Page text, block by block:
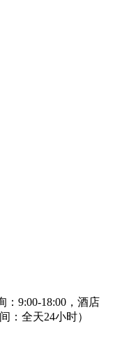
：9:00-18:00，酒店
：全天24小时）